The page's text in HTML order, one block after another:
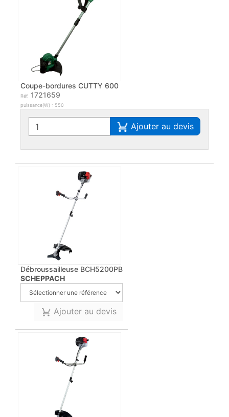
Coupe-bordures CUTTY 600
Réf. 1721659
puissance(W) : 550
Ajouter au devis
Débroussailleuse BCH5200PB
SCHEPPACH
Ajouter au devis